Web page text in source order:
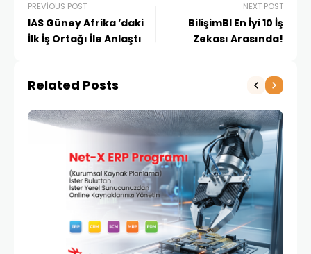
PREVIOUS POST
IAS Güney Afrika ’daki
İlk İş Ortağı İle Anlaştı
NEXT POST
BilişimBI En İyi 10 İş
Zekası Arasında!
Related Posts